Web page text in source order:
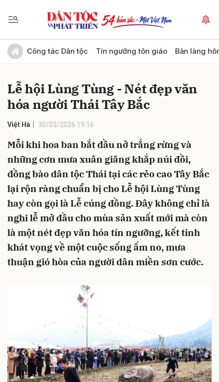
Công tác Dân tộc Tín ngưỡng tôn giáo Bản làng
Lễ hội Lùng Tùng - Nét đẹp văn
hóa người Thái Tây Bắc
Việt Hà 30/03/2026 19:16
Mỗi khi hoa ban bắt đầu nở trắng rừng và
những cơn mưa xuân giăng khắp núi đồi,
đồng bào dân tộc Thái tại các rẻo cao Tây Bắc
lại rộn ràng chuẩn bị cho Lễ hội Lùng Tùng
hay còn gọi là Lễ cúng đồng. Đây không chỉ là
nghi lễ mở đầu cho mùa sản xuất mới mà còn
là một nét đẹp văn hóa tín ngưỡng, kết tinh
khát vọng về một cuộc sống ấm no, mưa
thuận gió hòa của người dân miền sơn cước.
Gửi bình luận
Hủy Gửi